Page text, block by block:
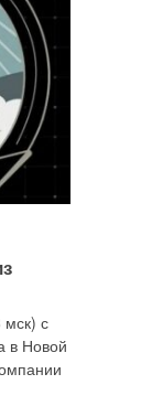
мск) с
в Новой